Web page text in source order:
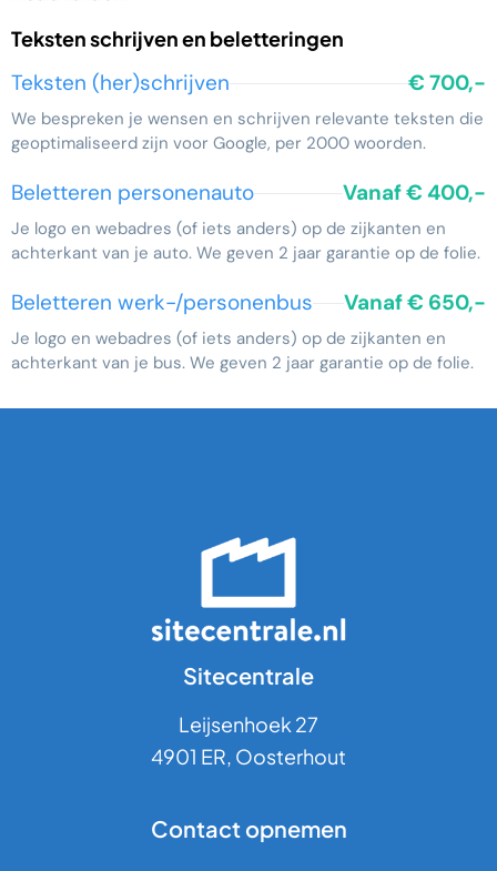
Teksten schrijven en beletteringen
Teksten (her)schrijven € 700,-
We bespreken je wensen en schrijven relevante teksten die
geoptimaliseerd zijn voor Google, per 2000 woorden.
Beletteren personenauto Vanaf € 400,-
Je logo en webadres (of iets anders) op de zijkanten en
achterkant van je auto. We geven 2 jaar garantie op de folie.
Beletteren werk-/personenbus Vanaf € 650,-
Je logo en webadres (of iets anders) op de zijkanten en
achterkant van je bus. We geven 2 jaar garantie op de folie.
Sitecentrale
Leijsenhoek 27
4901 ER, Oosterhout
Contact opnemen